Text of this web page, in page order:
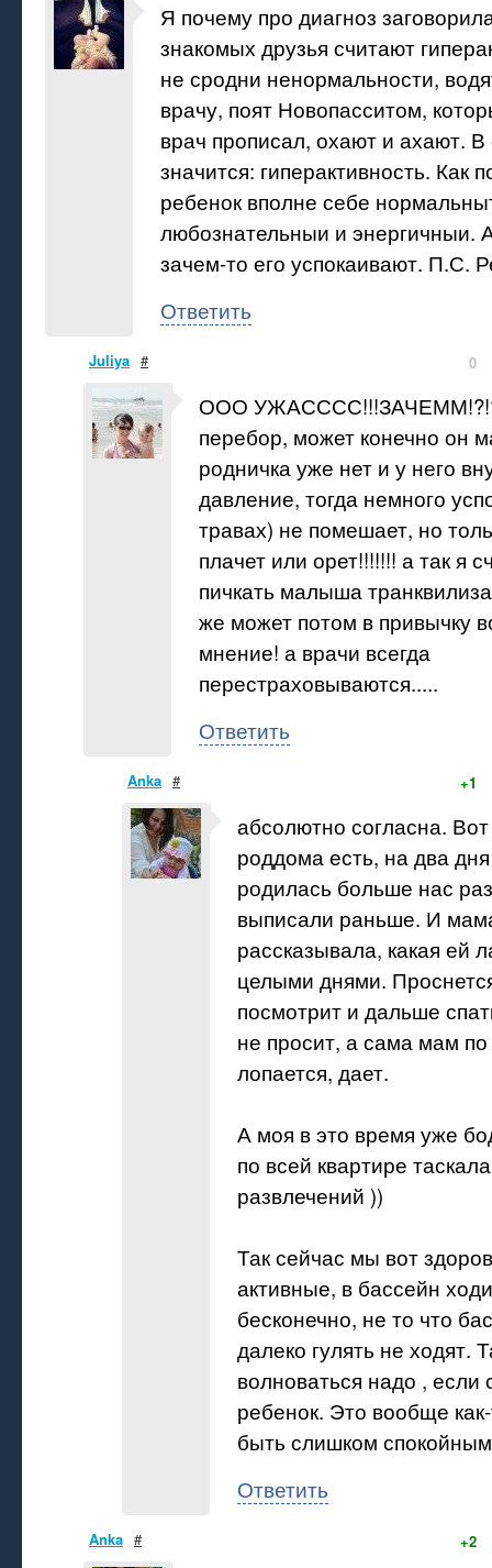
Я почему про диагноз
знакомых друзья считают
не сродни ненормальности,
врачу, поят Новопасситом,
врач прописал, охают и ахают. В
значится: гиперактивность. Как
ребенок вполне себе
любознательныи и энергичныи.
зачем-то его успокаивают. П.С.
Ответить
Juliya # 0
ООО УЖАСССС!!!ЗАЧЕММ!?!?
перебор, может конечно он
родничка уже нет и у него
давление, тогда немного
травах) не помешает, но
плачет или орет!!!!!!! а так я
пичкать малыша
же может потом в привычку
мнение! а врачи всегда
перестраховываются.....
Ответить
Anka # +1
абсолютно согласна.
роддома есть, на два
родилась больше нас
выписали раньше. И
рассказывала, какая ей
целыми днями.
посмотрит и дальше
не просит, а сама мам по
лопается, дает.
А моя в это время уже
по всей квартире
развлечений ))
Так сейчас мы вот
активные, в бассейн
бесконечно, не то что
далеко гулять не ходят.
волноваться надо ,
ребенок. Это вообще
быть слишком
Ответить
Anka # +2